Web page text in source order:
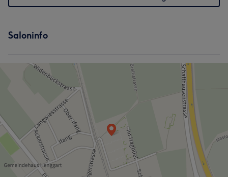
Saloninfo